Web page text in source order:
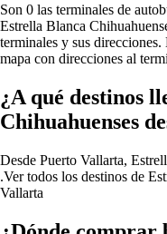
Son 0 las terminales de
Estrella Blanca
terminales y sus
mapa con direcciones al
¿A qué destinos
Chihuahuenses
Desde Puerto Vallarta,
.Ver todos los destinos de
Vallarta